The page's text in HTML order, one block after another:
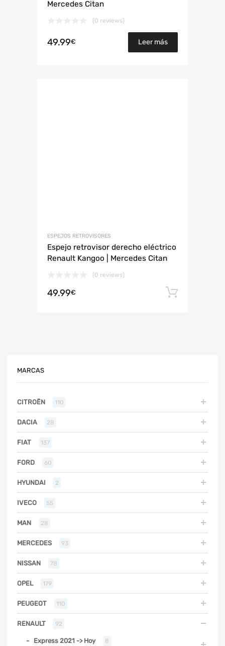
Mercedes Citan
(0 reviews)
49.99€ Leer más
ESPEJOS RETROVISORES
Espejo retrovisor derecho eléctrico
Renault Kangoo | Mercedes Citan
(0 reviews)
49.99€
MARCAS
CITROËN 110
DACIA 28
FIAT 137
FORD 60
HYUNDAI 2
IVECO 55
MAN 28
MERCEDES 93
NISSAN 78
OPEL 179
PEUGEOT 110
RENAULT 92
Express 2021 -> Hoy 8